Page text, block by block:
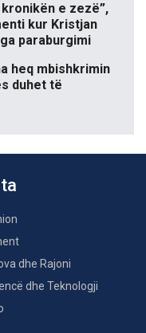
e zezë”,
kur Kristjan
paraburgimi
heq mbishkrimin
duhet të
dhe Rajoni
dhe Teknologji